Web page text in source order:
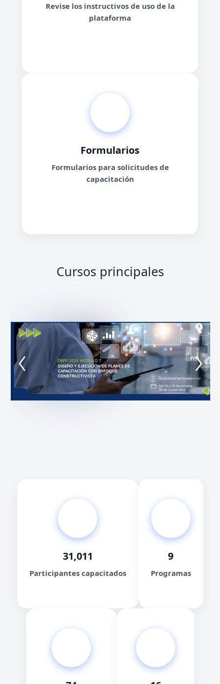
Revise los instructivos de uso de la
plataforma
Formularios
Formularios para solicitudes de
capacitación
Cursos principales
31,011
Participantes capacitados
9
Programas